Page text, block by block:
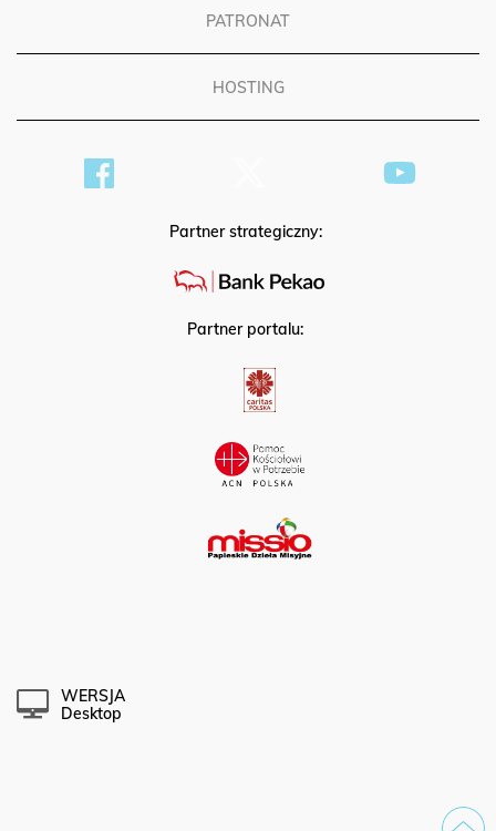
PATRONAT
HOSTING
Partner strategiczny:
Partner portalu:
WERSJA
Desktop